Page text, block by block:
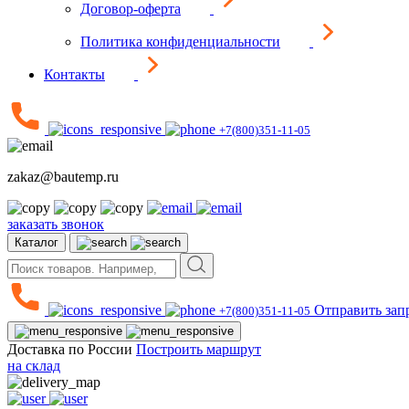
Договор-оферта
Политика конфиденциальности
Контакты
+7(800)351-11-05
zakaz@bautemp.ru
заказать звонок
Каталог
+7(800)351-11-05 Отправить
Доставка по России Построить маршрут
на склад